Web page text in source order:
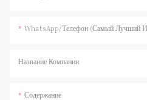
WhatsApp/телефон (самый Лучший И
Название Компании
Содержание